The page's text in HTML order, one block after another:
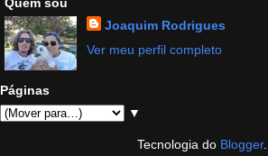
Joaquim Rodrigues
Ver meu perfil completo
Páginas
▼
Tecnologia do Blogger.